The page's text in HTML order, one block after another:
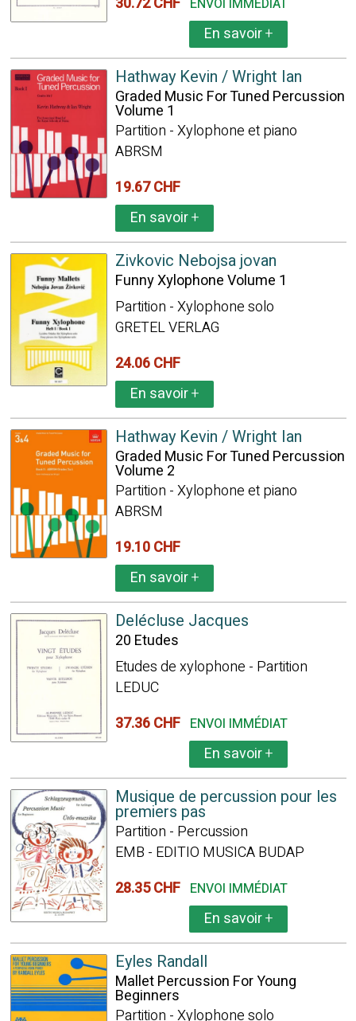
ENVOI IMMÉDIAT
En savoir+
Hathway Kevin / Wright Ian
Graded Music For Tuned Percussion
Volume 1
Partition - Xylophone et piano
ABRSM
19.67 CHF
En savoir+
Zivkovic Nebojsa jovan
Funny Xylophone Volume 1
Partition - Xylophone solo
GRETEL VERLAG
24.06 CHF
En savoir+
Hathway Kevin / Wright Ian
Graded Music For Tuned Percussion
Volume 2
Partition - Xylophone et piano
ABRSM
19.10 CHF
En savoir+
Delécluse Jacques
20 Etudes
Etudes de xylophone - Partition
LEDUC
37.36 CHF ENVOI IMMÉDIAT
En savoir+
Musique de percussion pour les
premiers pas
Partition - Percussion
EMB - EDITIO MUSICA BUDAP
28.35 CHF ENVOI IMMÉDIAT
En savoir+
Eyles Randall
Mallet Percussion For Young
Beginners
Partition - Xylophone solo